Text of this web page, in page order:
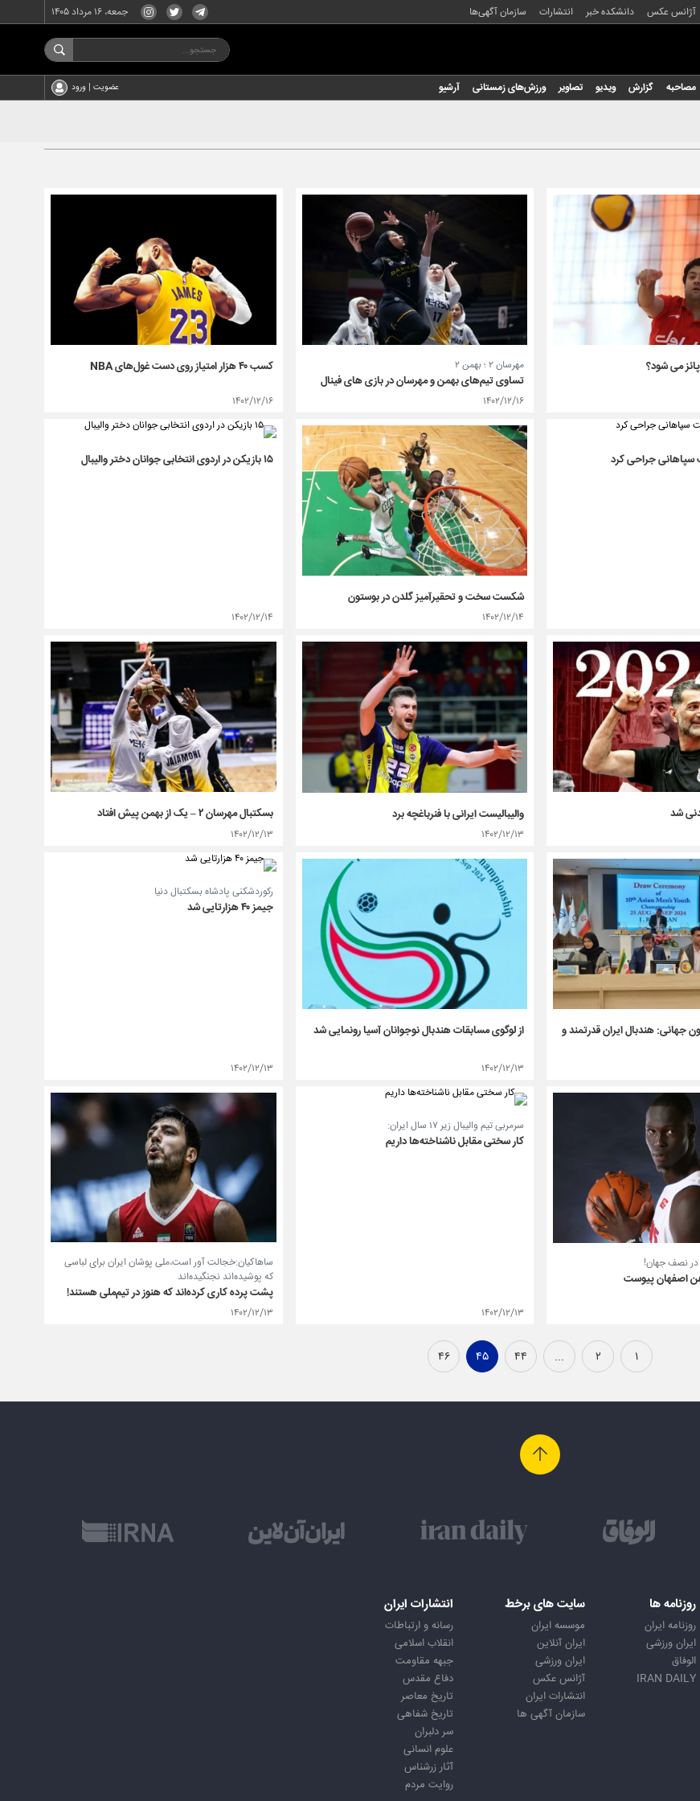
آژانس عکس دانشکده خبر انتشارات سازمان آگهی‌ها جمعه، ۱۶ مرداد ۱۴۰۵
مصاحبه گزارش ویدیو تصاویر ورزش‌های زمستانی آرشیو عضویت | ورود
می شود؟ مهرسان ۲ ؛ بهمن ۲
تساوی تیم‌های بهمن و مهرسان در بازی های فینال
۱۴۰۲/۱۲/۱۶
کسب ۴۰ هزار امتیاز روی دست غول‌های NBA
۱۴۰۲/۱۲/۱۶
جراحی کرد
شکست سخت و تحقیرآمیز گلدن در بوستون
۱۴۰۲/۱۲/۱۴
۱۵ بازیکن در اردوی انتخابی جوانان دختر والیبال
۱۴۰۲/۱۲/۱۴
شد والیبالیست ایرانی با فنرباغچه برد
۱۴۰۲/۱۲/۱۳
بسکتبال مهرسان ۲ – یک از بهمن پیش افتاد
۱۴۰۲/۱۲/۱۳
جهانی: هندبال ایران قدرتمند و
از لوگوی مسابقات هندبال نوجوانان آسیا رونمایی شد
۱۴۰۲/۱۲/۱۳
رکوردشکنی پادشاه بسکتبال دنیا
جیمز ۴۰ هزارتایی شد
۱۴۰۲/۱۲/۱۳
در نصف جهان!
اصفهان پیوست
سرمربی تیم والیبال زیر ۱۷ سال ایران:
کار سختی مقابل ناشناخته‌ها داریم
۱۴۰۲/۱۲/۱۳
ساهاکیان:خجالت آور است،ملی پوشان ایران برای لباسی
که پوشیده‌اند نجنگیده‌اند
پشت پرده کاری کرده‌اند که هنوز در تیم‌ملی هستند!
۱۴۰۲/۱۲/۱۳
۱ ۲ ... ۴۴ ۴۵ ۴۶
روزنامه ها
روزنامه ایران
ایران ورزشی
الوفاق
IRAN DAILY
سایت های برخط
موسسه ایران
ایران آنلاین
ایران ورزشی
آژانس عکس
انتشارات ایران
سازمان آگهی ها
انتشارات ایران
رسانه و ارتباطات
انقلاب اسلامی
جبهه مقاومت
دفاع مقدس
تاریخ معاصر
تاریخ شفاهی
سر دلبران
علوم انسانی
آثار زرشناس
روایت مردم